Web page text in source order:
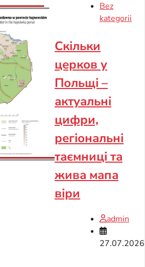
Bez
kategorii
Скільки
церков у
Польщі –
актуальні
цифри,
регіональні
таємниці та
жива мапа
віри
admin
27.07.2026